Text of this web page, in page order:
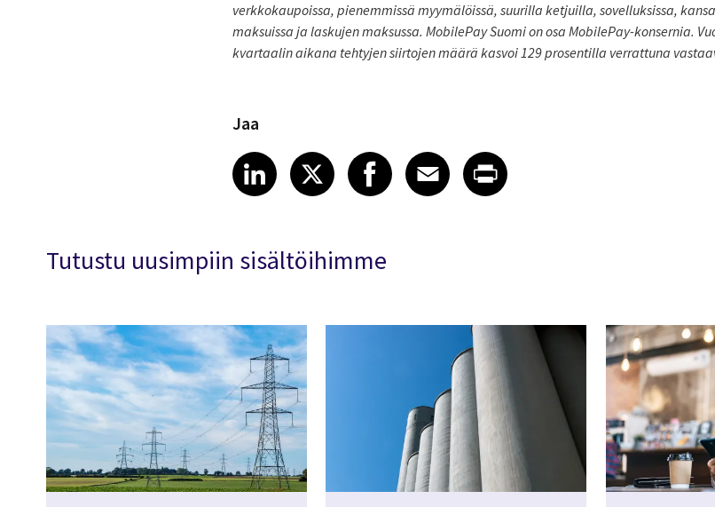
verkkokaupoissa, pienemmissä myymälöissä, suurilla ketjuilla, sovelluksissa,
maksuissa ja laskujen maksussa. MobilePay Suomi on osa MobilePay-konsernia.
kvartaalin aikana tehtyjen siirtojen määrä kasvoi 129 prosentilla verrattuna
Jaa
Share article on LinkedIn
LinkedIn
Share article on X
XShare article on Facebook
Facebook
Share article on Email
Email
Share article on Print
Tutustu uusimpiin sisältöihimme